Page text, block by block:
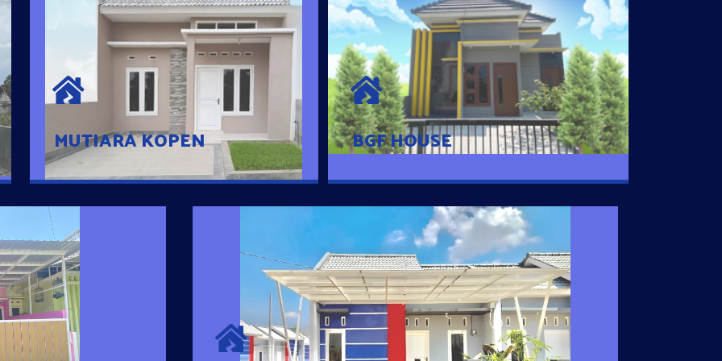
MUTIARA KOPEN
MUTIARA KOPEN
Hunian nyaman dengan suasana
pedesaan. 10 menit dari pusat kota, 2
menit dari Ring Road
BGF HOUSE
BGF HOUSE
Hunian Mewah Pusat Kota dengan fasilitas
Free Desain, Dapur, Parkir Mobil dengan 3
Kamar Tidur dan 2 Kamar Mandi.
Pintar
rumahnya dengan
SURYA MADANI SATU
Satu-satunya Hunian nyaman dengan harga subsidi hanya 100
jutaan dengan lokasi strategis di Tuban